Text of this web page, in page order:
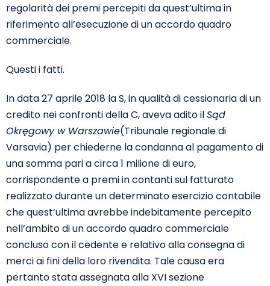
regolarità dei premi percepiti da quest’ultima in
riferimento all’esecuzione di un accordo quadro
commerciale.
Questi i fatti.
In data 27 aprile 2018 la S, in qualità di cessionaria di un
credito nei confronti della C, aveva adito ilSąd
Okręgowy w Warszawie(Tribunale regionale di
Varsavia) per chiederne la condanna al pagamento di
una somma pari a circa 1 milione di euro,
corrispondente a premi in contanti sul fatturato
realizzato durante un determinato esercizio contabile
che quest’ultima avrebbe indebitamente percepito
nell’ambito di un accordo quadro commerciale
concluso con il cedente e relativo alla consegna di
merci ai fini della loro rivendita. Tale causa era
pertanto stata assegnata alla XVI sezione